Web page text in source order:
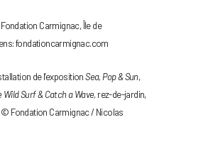
Fondation Carmignac, Île de
fondationcarmignac.com
de l’expositionSea, Pop & Sun,
Wild Surf & Catch a Wave, rez-de-jardin,
Fondation Carmignac / Nicolas